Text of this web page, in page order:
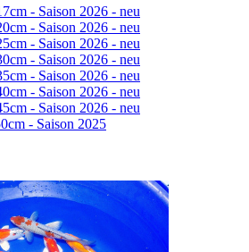
- Saison 2026 - neu
- Saison 2026 - neu
- Saison 2026 - neu
- Saison 2026 - neu
- Saison 2026 - neu
- Saison 2026 - neu
- Saison 2026 - neu
- Saison 2025